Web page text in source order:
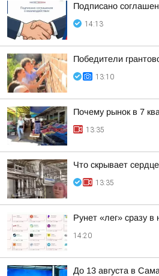
Подписано
14:13
Победители
13:10
Почему рынок в 7
13:35
Что скрывает
13:35
Рунет «лег» сразу
14:20
До 13 августа в